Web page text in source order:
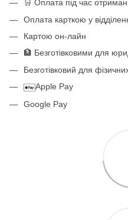
🛒 Оплата під час
Оплата карткою у
Картою он-лайн
🏦 Безготівковими для
Безготівковий для
Apple Pay
Google Pay